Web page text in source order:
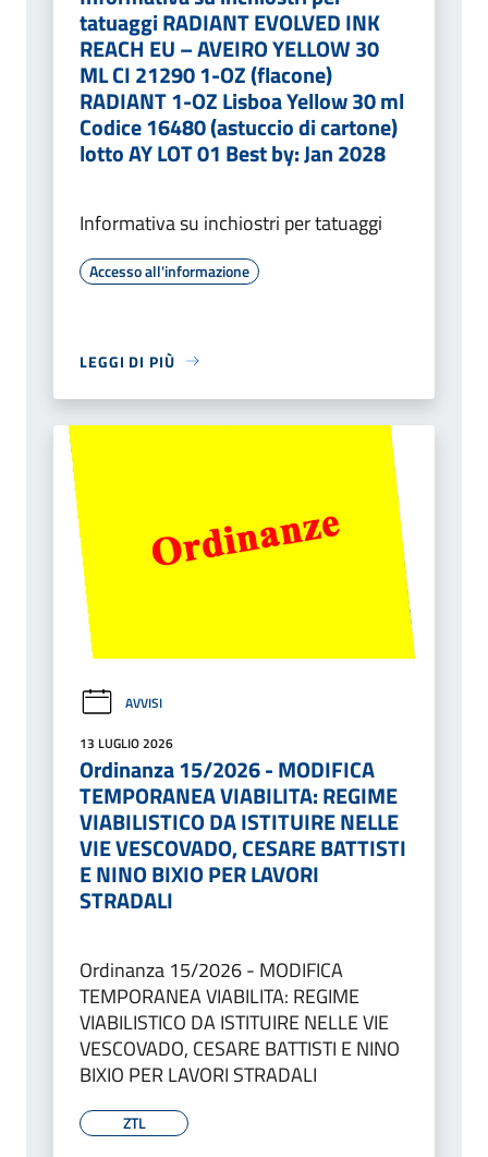
tatuaggi RADIANT EVOLVED INK
REACH EU – AVEIRO YELLOW 30
ML CI 21290 1-OZ (flacone)
RADIANT 1-OZ Lisboa Yellow 30 ml
Codice 16480 (astuccio di cartone)
lotto AY LOT 01 Best by: Jan 2028
Informativa su inchiostri per tatuaggi
Accesso all'informazione
LEGGI DI PIÙ
AVVISI
13 LUGLIO 2026
Ordinanza 15/2026 - MODIFICA
TEMPORANEA VIABILITA: REGIME
VIABILISTICO DA ISTITUIRE NELLE
VIE VESCOVADO, CESARE BATTISTI
E NINO BIXIO PER LAVORI
STRADALI
Ordinanza 15/2026 - MODIFICA
TEMPORANEA VIABILITA: REGIME
VIABILISTICO DA ISTITUIRE NELLE VIE
VESCOVADO, CESARE BATTISTI E NINO
BIXIO PER LAVORI STRADALI
ZTL